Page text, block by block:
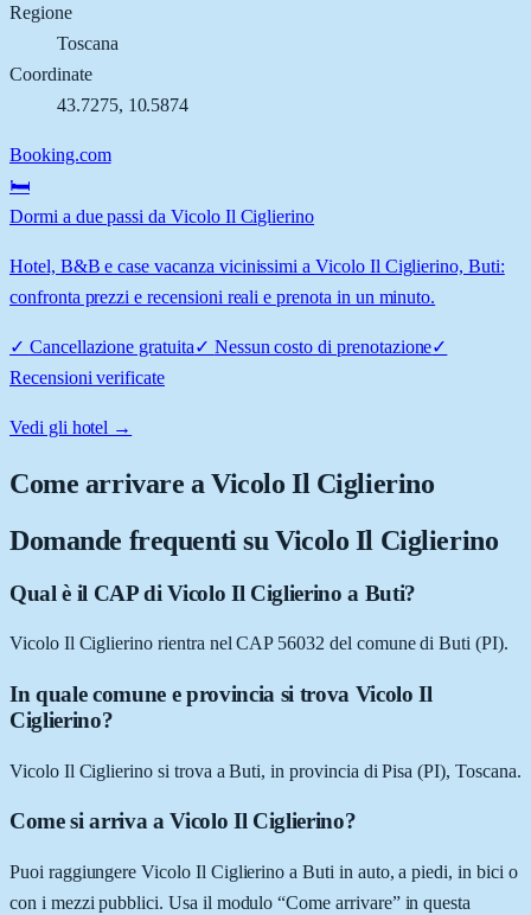
Regione
Toscana
Coordinate
43.7275, 10.5874
Booking.com
🛏️
Dormi a due passi da Vicolo Il Ciglierino
Hotel, B&B e case vacanza vicinissimi a Vicolo Il Ciglierino, Buti:
confronta prezzi e recensioni reali e prenota in un minuto.
✓ Cancellazione gratuita✓ Nessun costo di prenotazione✓
Recensioni verificate
Vedi gli hotel →
Come arrivare aVicolo Il Ciglierino
Domande frequenti su Vicolo Il Ciglierino
Qual è il CAP di Vicolo Il Ciglierino a Buti?
Vicolo Il Ciglierino rientra nel CAP 56032 del comune di Buti (PI).
In quale comune e provincia si trova Vicolo Il
Ciglierino?
Vicolo Il Ciglierino si trova a Buti, in provincia di Pisa (PI), Toscana.
Come si arriva a Vicolo Il Ciglierino?
Puoi raggiungere Vicolo Il Ciglierino a Buti in auto, a piedi, in bici o
con i mezzi pubblici. Usa il modulo “Come arrivare” in questa